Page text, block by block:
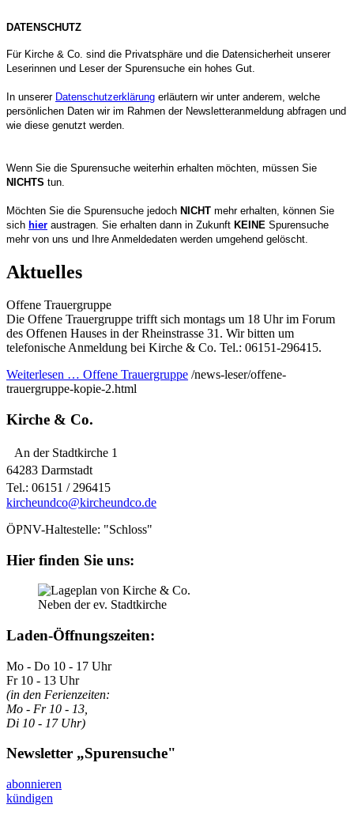
DATENSCHUTZ
Für Kirche & Co. sind die Privatsphäre und die Datensicherheit unserer
Leserinnen und Leser der Spurensuche ein hohes Gut.
In unserer Datenschutzerklärung erläutern wir unter anderem, welche
persönlichen Daten wir im Rahmen der Newsletteranmeldung abfragen und
wie diese genutzt werden.
Wenn Sie die Spurensuche weiterhin erhalten möchten, müssen Sie
NICHTS tun.
Möchten Sie die Spurensuche jedoch NICHT mehr erhalten, können Sie
sich hier austragen. Sie erhalten dann in Zukunft KEINE Spurensuche
mehr von uns und Ihre Anmeldedaten werden umgehend gelöscht.
Aktuelles
Offene Trauergruppe
Die Offene Trauergruppe trifft sich montags um 18 Uhr im Forum
des Offenen Hauses in der Rheinstrasse 31. Wir bitten um
telefonische Anmeldung bei Kirche & Co. Tel.: 06151-296415.
Weiterlesen … Offene Trauergruppe /news-leser/offene-
trauergruppe-kopie-2.html
Kirche & Co.
An der Stadtkirche 1
64283 Darmstadt
Tel.: 06151 / 296415
kircheundco@kircheundco.de
ÖPNV-Haltestelle: "Schloss"
Hier finden Sie uns:
Neben der ev. Stadtkirche
Laden-Öffnungszeiten:
Mo - Do 10 - 17 Uhr
Fr 10 - 13 Uhr
(in den Ferienzeiten:
Mo - Fr 10 - 13,
Di 10 - 17 Uhr)
Newsletter „Spurensuche"
abonnieren
kündigen